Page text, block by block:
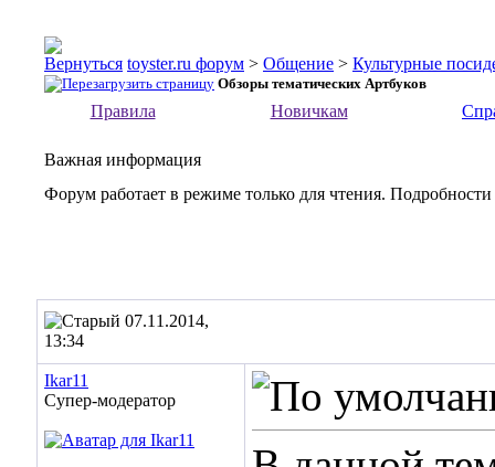
toyster.ru форум > Общение > Культурные
Обзоры тематических Артбуков
Правила Новичкам
Важная информация
Форум работает в режиме только для чтения.
07.11.2014,
13:34
Ikar11
Супер-модератор